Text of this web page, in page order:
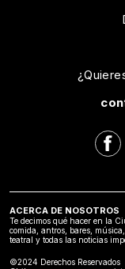
ACERCA DE NOSOTROS
Te decimos qué hacer en la
comida, antros, bares,
teatral y todas las noticias
©2024 Derechos Reservados